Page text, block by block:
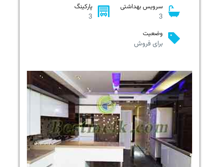
سرویس بهداشتی
3
پارکینگ
3
وضعیت
برای فروش